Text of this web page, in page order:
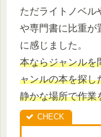
ただライトノベル
や専門書に比重が
に感じました。
本ならジャンルを
ャンルの本を探し
静かな場所で作業